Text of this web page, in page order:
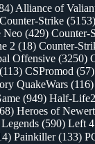
Alliance of
Counter-Strike (5153)
Neo (429) Counter-
2 (18) Counter-
Offensive (3250)
(113) CSPromod (57)
QuakeWars (116)
(949) Half-Life2
Heroes of
(590) Left
Painkiller(133)